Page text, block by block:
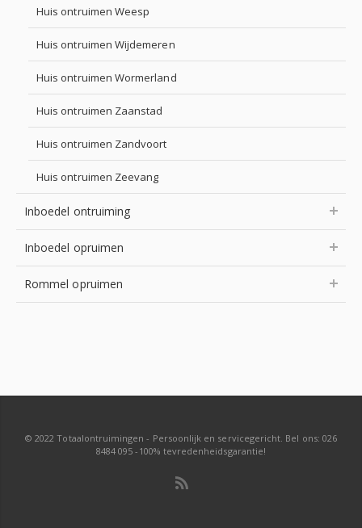
Huis ontruimen Weesp
Huis ontruimen Wijdemeren
Huis ontruimen Wormerland
Huis ontruimen Zaanstad
Huis ontruimen Zandvoort
Huis ontruimen Zeevang
Inboedel ontruiming
Inboedel opruimen
Rommel opruimen
© 2022 Totaalontruimingen - Persoonlijk en servicegericht. Bel ons: 026
8484 095 -100% tevredenheidsgarantie!